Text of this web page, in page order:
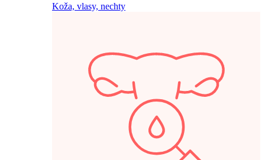
Koža, vlasy, nechty